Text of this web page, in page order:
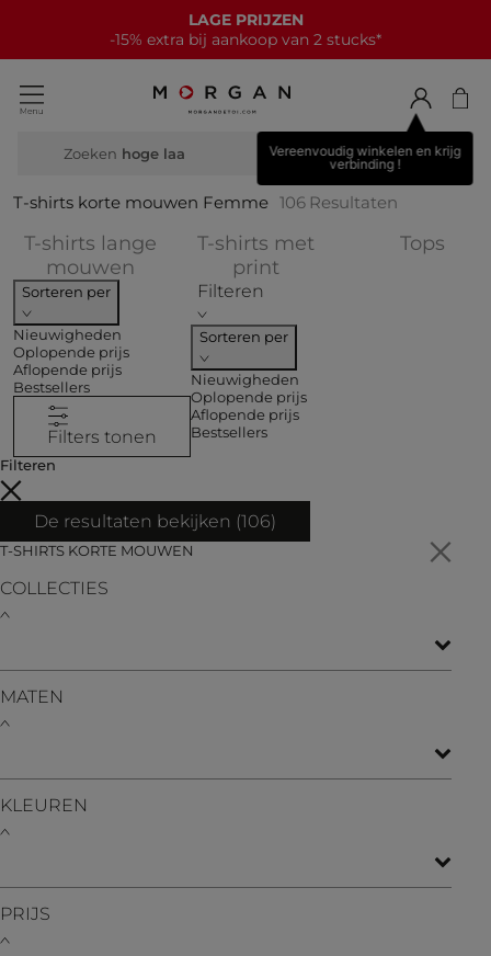
NIEUWE COLLECTIE
15€ korting bij elke aankoop van 70€*
Vereenvoudig winkelen en krijg
verbinding !
Zoeken breiwer
T-shirts korte mouwen Femme 106 Resultaten
T-shirts lange
mouwen Verfijnen op COLLECTIES: T-shirts
T-shirts met
print
Tops
Sorteren per
Nieuwigheden
Oplopende prijs
Aflopende prijs
Bestsellers
Filters tonen
Filteren
Sorteren per
Nieuwigheden
Oplopende prijs
Aflopende prijs
Bestsellers
Filteren
De resultaten bekijken (106)
T-SHIRTS KORTE MOUWEN
COLLECTIES
MATEN
KLEUREN
PRIJS